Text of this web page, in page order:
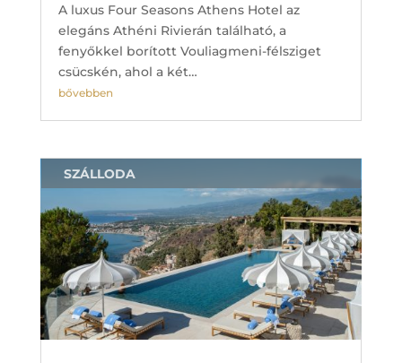
A luxus Four Seasons Athens Hotel az
elegáns Athéni Rivierán található, a
fenyőkkel borított Vouliagmeni-félsziget
csücskén, ahol a két…
bővebben
SZÁLLODA